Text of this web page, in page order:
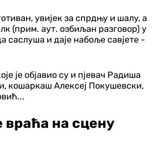
увијек за спрдњу и шалу, а
(прим. аут. озбиљан разговор) у
саслуша и даје набоље савјете -
је објавио су и пјевач Радиша
кошаркаш Алексеј Покушевски,
враћа на сцену